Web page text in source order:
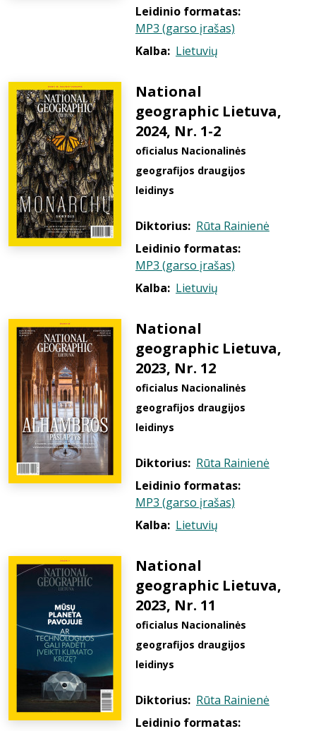
Leidinio formatas:
MP3 (garso įrašas)
Kalba: Lietuvių
National
geographic Lietuva,
2024, Nr. 1-2
oficialus Nacionalinės
geografijos draugijos
leidinys
Diktorius: Rūta Rainienė
Leidinio formatas:
MP3 (garso įrašas)
Kalba: Lietuvių
National
geographic Lietuva,
2023, Nr. 12
oficialus Nacionalinės
geografijos draugijos
leidinys
Diktorius: Rūta Rainienė
Leidinio formatas:
MP3 (garso įrašas)
Kalba: Lietuvių
National
geographic Lietuva,
2023, Nr. 11
oficialus Nacionalinės
geografijos draugijos
leidinys
Diktorius: Rūta Rainienė
Leidinio formatas: